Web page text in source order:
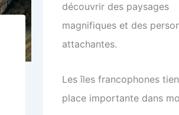
découvrir des paysages
magnifiques et des
attachantes.
Les îles francophones
place importante dans